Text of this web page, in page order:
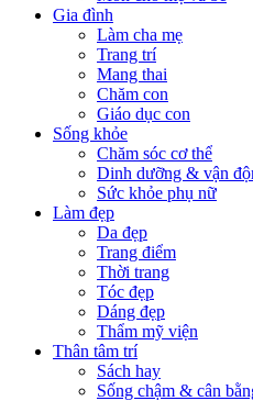
Gia đình
Làm cha mẹ
Trang trí
Mang thai
Chăm con
Giáo dục con
Sống khỏe
Chăm sóc cơ thể
Dinh dưỡng & vận
Sức khỏe phụ nữ
Làm đẹp
Da đẹp
Trang điểm
Thời trang
Tóc đẹp
Dáng đẹp
Thẩm mỹ viện
Thân tâm trí
Sách hay
Sống chậm & cân